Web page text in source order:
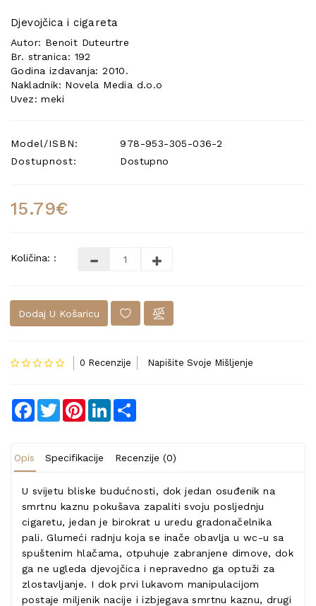
Djevojčica i cigareta
Autor: Benoit Duteurtre
Br. stranica: 192
Godina izdavanja: 2010.
Nakladnik: Novela Media d.o.o
Uvez: meki
Model/ISBN:
978-953-305-036-2
Dostupnost:
Dostupno
15.79€
Količina: :
Dodaj U Košaricu
0 Recenzije Napišite Svoje Mišljenje
Facebook
TwitterPinterestLinkedIn
Opis Specifikacije Recenzije (0)
U svijetu bliske budućnosti, dok jedan osuđenik na
smrtnu kaznu pokušava zapaliti svoju posljednju
cigaretu, jedan je birokrat u uredu gradonačelnika
pali. Glumeći radnju koja se inače obavlja u wc-u sa
spuštenim hlačama, otpuhuje zabranjene dimove, dok
ga ne ugleda djevojčica i nepravedno ga optuži za
zlostavljanje. I dok prvi lukavom manipulacijom
postaje miljenik nacije i izbjegava smrtnu kaznu, drugi